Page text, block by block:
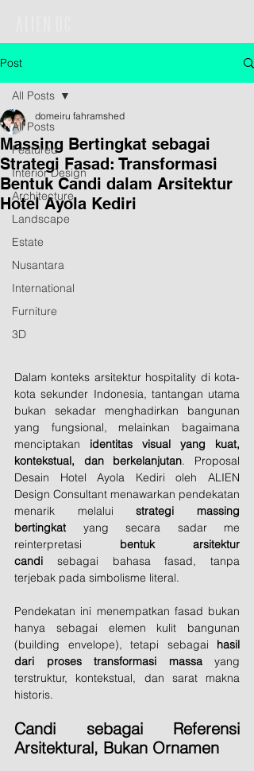
Post
All Posts
Featured
Interior Design
Architecture
Landscape
Estate
Nusantara
International
Furniture
3D
All Posts
Massing Bertingkat sebagai
Strategi Fasad: Transformasi
Bentuk Candi dalam Arsitektur
Hotel Ayola Kediri
domeiru fahramshed
Dalam konteks arsitektur hospitality di kota-
kota sekunder Indonesia, tantangan utama
bukan sekadar menghadirkan bangunan
yang fungsional, melainkan bagaimana
menciptakan identitas visual yang kuat,
kontekstual, dan berkelanjutan. Proposal
Desain Hotel Ayola Kediri oleh ALIEN
Design Consultant menawarkan pendekatan
menarik melalui strategi massing
bertingkat yang secara sadar me
reinterpretasi bentuk arsitektur
candi sebagai bahasa fasad, tanpa
terjebak pada simbolisme literal.
Pendekatan ini menempatkan fasad bukan
hanya sebagai elemen kulit bangunan
(building envelope), tetapi sebagai hasil
dari proses transformasi massa yang
terstruktur, kontekstual, dan sarat makna
historis.
Candi sebagai Referensi
Arsitektural, Bukan Ornamen